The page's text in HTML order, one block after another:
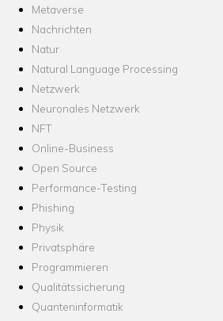
Metaverse
Nachrichten
Natur
Natural Language Processing
Netzwerk
Neuronales Netzwerk
NFT
Online-Business
Open Source
Performance-Testing
Phishing
Physik
Privatsphäre
Programmieren
Qualitätssicherung
Quanteninformatik